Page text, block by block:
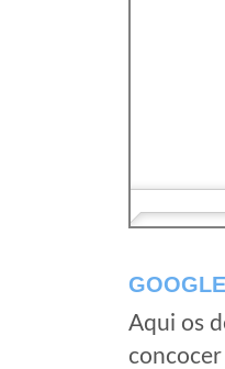
Aqui os